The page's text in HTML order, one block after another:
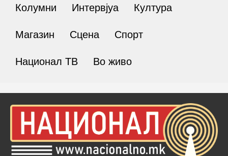
Колумни Интервјуа Култура
Магазин Сцена Спорт
Национал ТВ Во живо